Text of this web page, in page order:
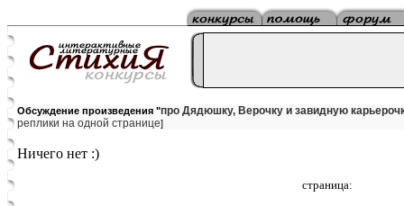
Обсуждение произведения "про Дядюшку, Верочку и завидную
реплики на одной странице]
Ничего нет :)
страница: